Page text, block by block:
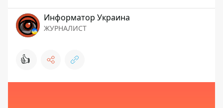
Информатор Украина
ЖУРНАЛИСТ
👍